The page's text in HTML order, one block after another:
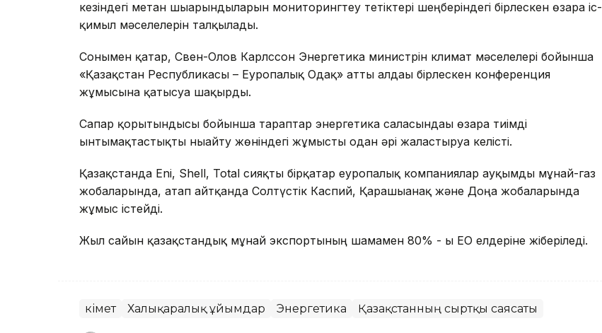
кезіндегі метан шығарындыларын мониторингтеу тетіктері шеңберіндегі бірлескен өзара іс-
қимыл мәселелерін талқылады.
Сонымен қатар, Свен-Олов Карлссон Энергетика министрін климат мәселелері бойынша
«Қазақстан Республикасы – Еуропалық Одақ» атты алдағы бірлескен конференция
жұмысына қатысуға шақырды.
Сапар қорытындысы бойынша тараптар энергетика саласындағы өзара тиімді
ынтымақтастықты нығайту жөніндегі жұмысты одан әрі жалғастыруға келісті.
Қазақстанда Eni, Shell, Total сияқты бірқатар еуропалық компаниялар ауқымды мұнай-газ
жобаларында, атап айтқанда Солтүстік Каспий, Қарашығанақ және Доңға жобаларында
жұмыс істейді.
Жыл сайын қазақстандық мұнай экспортының шамамен 80% - ы ЕО елдеріне жіберіледі.
Үкімет Халықаралық ұйымдар Энергетика Қазақстанның сыртқы саясаты